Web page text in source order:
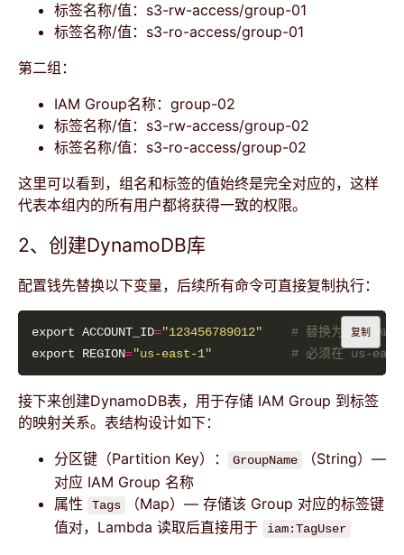
标签名称/值：s3-rw-access/group-01
标签名称/值：s3-ro-access/group-01
第二组：
IAM Group名称：group-02
标签名称/值：s3-rw-access/group-02
标签名称/值：s3-ro-access/group-02
这里可以看到，组名和标签的值始终是完全对应的，这样
代表本组内的所有用户都将获得一致的权限。
2、创建DynamoDB库
配置钱先替换以下变量，后续所有命令可直接复制执行：
export ACCOUNT_ID="123456789012"
# 替换为您的
export REGION="us-east-1" # 必须在 us-
复制
接下来创建DynamoDB表，用于存储 IAM Group 到标签
的映射关系。表结构设计如下：
分区键（Partition Key）：
GroupName
（String）—
对应 IAM Group 名称
属性
Tags
（Map）— 存储该 Group 对应的标签键
值对，Lambda 读取后直接用于
iam:TagUser